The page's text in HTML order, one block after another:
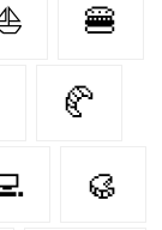
🍔
🥐
🥮